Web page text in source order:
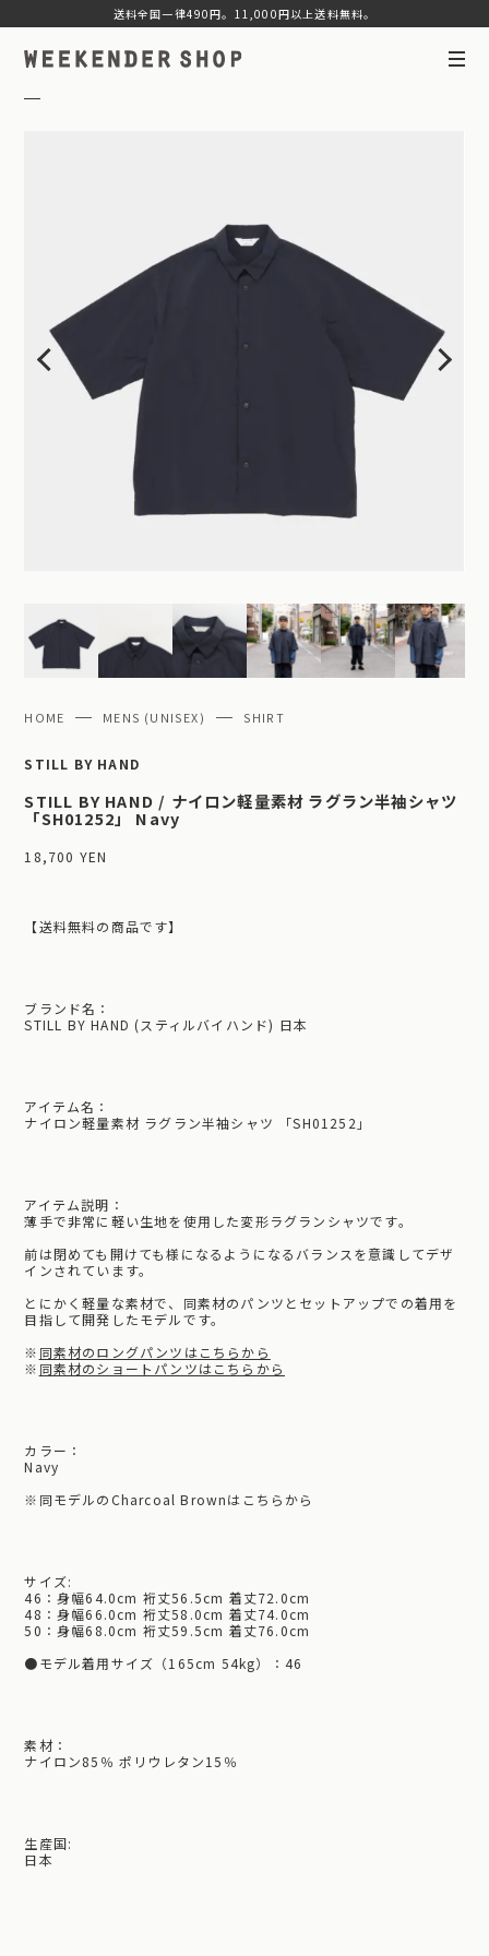
HOME MENS (UNISEX) SHIRT
STILL BY HAND
STILL BY HAND / ナイロン軽量素材 ラグラン半袖シャツ
「SH01252」 Navy
18,700 YEN
【送料無料の商品です】
ブランド名：
STILL BY HAND (スティルバイハンド) 日本
アイテム名：
ナイロン軽量素材 ラグラン半袖シャツ 「SH01252」
アイテム説明：
薄手で非常に軽い生地を使用した変形ラグランシャツです。
前は閉めても開けても様になるようになるバランスを意識してデザ
インされています。
とにかく軽量な素材で、同素材のパンツとセットアップでの着用を
目指して開発したモデルです。
※ 同素材のロングパンツはこちらから
※ 同素材のショートパンツはこちらから
カラー：
Navy
※ 同モデルのCharcoal Brownはこちらから
サイズ:
46：身幅64.0cm 裄丈56.5cm 着丈72.0cm
48：身幅66.0cm 裄丈58.0cm 着丈74.0cm
50：身幅68.0cm 裄丈59.5cm 着丈76.0cm
●モデル着用サイズ（165cm 54kg）：46
素材：
ナイロン85％ ポリウレタン15％
生産国:
日本
送料全国一律490円。11,000円以上送料無料。